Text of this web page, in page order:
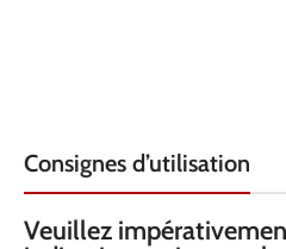
Consignes d’utilisation
Veuillez